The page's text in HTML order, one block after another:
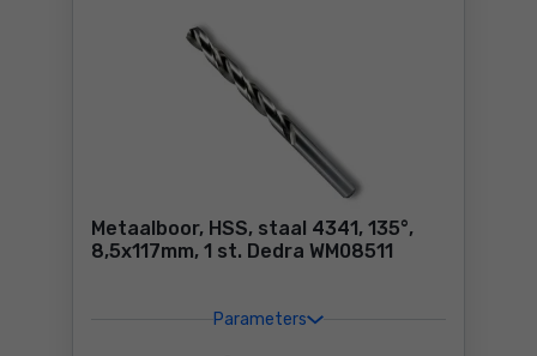
Metaalboor, HSS, staal 4341, 135°,
8,5x117mm, 1 st. Dedra WM08511
Parameters